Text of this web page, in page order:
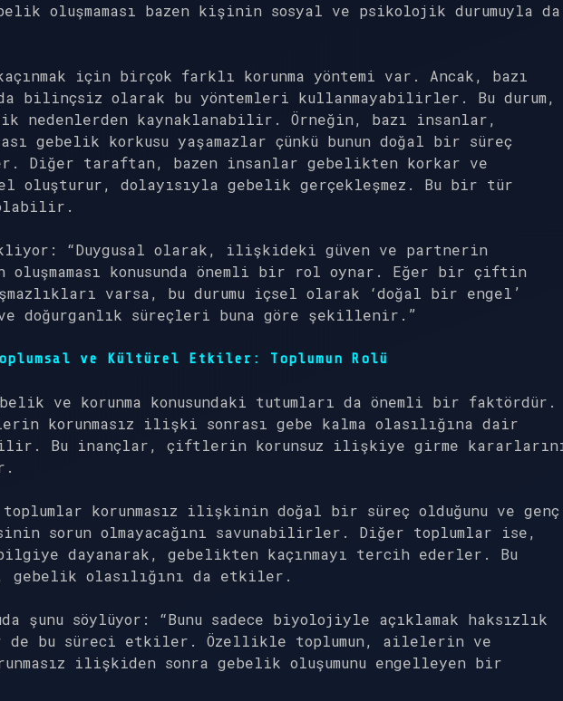
oluşmaması bazen kişinin sosyal ve psikolojik durumuyla da
için birçok farklı korunma yöntemi var. Ancak, bazı
bilinçsiz olarak bu yöntemleri kullanmayabilirler. Bu durum,
nedenlerden kaynaklanabilir. Örneğin, bazı insanlar,
gebelik korkusu yaşamazlar çünkü bunun doğal bir süreç
Diğer taraftan, bazen insanlar gebelikten korkar ve
oluşturur, dolayısıyla gebelik gerçekleşmez. Bu bir tür
olabilir.
“Duygusal olarak, ilişkideki güven ve partnerin
konusunda önemli bir rol oynar. Eğer bir çiftin
varsa, bu durumu içsel olarak ‘doğal bir engel’
doğurganlık süreçleri buna göre şekillenir.”
ve Kültürel Etkiler: Toplumun Rolü
ve korunma konusundaki tutumları da önemli bir faktördür.
korunmasız ilişki sonrası gebe kalma olasılığına dair
Bu inançlar, çiftlerin korunsuz ilişkiye girme
toplumlar korunmasız ilişkinin doğal bir süreç olduğunu ve genç
sorun olmayacağını savunabilirler. Diğer toplumlar ise,
dayanarak, gebelikten kaçınmayı tercih ederler. Bu
olasılığını da etkiler.
şunu söylüyor: “Bunu sadece biyolojiyle açıklamak haksızlık
de bu süreci etkiler. Özellikle toplumun, ailelerin ve
ilişkiden sonra gebelik oluşumunu engelleyen bir